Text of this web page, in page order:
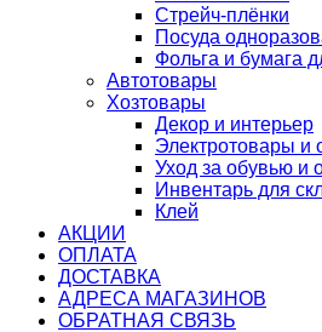
Стрейч-плёнки
Посуда
Фольга и бумага
Автотовары
Хозтовары
Декор и интерьер
Электротовары и
Уход за обувью и
Инвентарь для
Клей
АКЦИИ
ОПЛАТА
ДОСТАВКА
АДРЕСА МАГАЗИНОВ
ОБРАТНАЯ СВЯЗЬ